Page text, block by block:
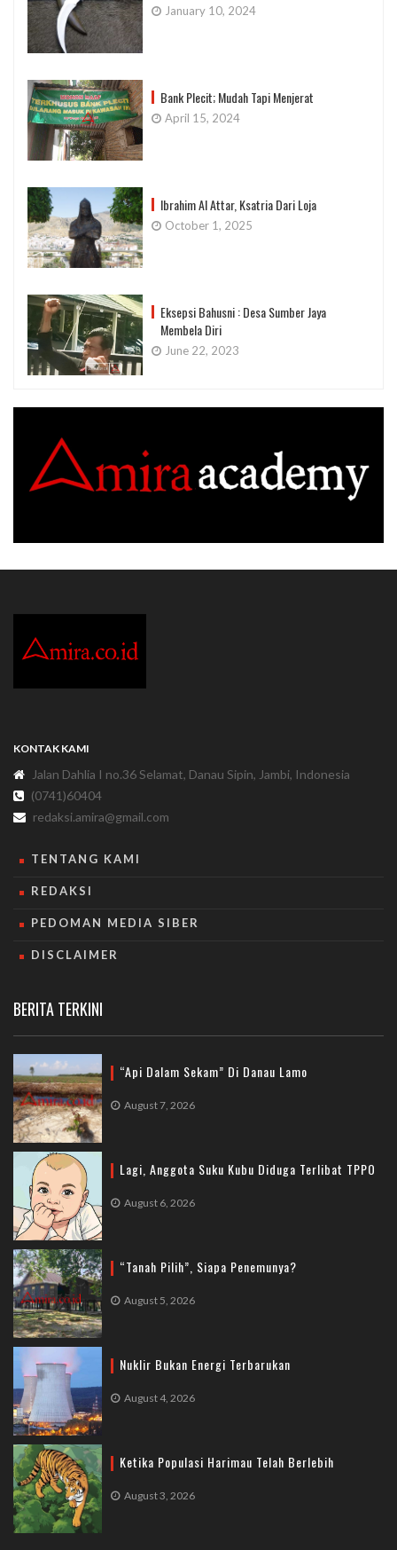
January 10, 2024
Bank Plecit; Mudah Tapi Menjerat
April 15, 2024
Ibrahim Al Attar, Ksatria Dari Loja
October 1, 2025
Eksepsi Bahusni : Desa Sumber Jaya
Membela Diri
June 22, 2023
KONTAK KAMI
Jalan Dahlia I no.36 Selamat, Danau Sipin, Jambi, Indonesia
(0741)60404
redaksi.amira@gmail.com
TENTANG KAMI
REDAKSI
PEDOMAN MEDIA SIBER
DISCLAIMER
BERITA TERKINI
“Api Dalam Sekam” Di Danau Lamo
August 7, 2026
Lagi, Anggota Suku Kubu Diduga Terlibat TPPO
August 6, 2026
“Tanah Pilih”, Siapa Penemunya?
August 5, 2026
Nuklir Bukan Energi Terbarukan
August 4, 2026
Ketika Populasi Harimau Telah Berlebih
August 3, 2026